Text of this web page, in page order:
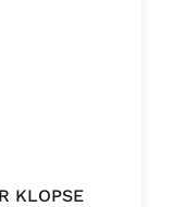
KLOPSE